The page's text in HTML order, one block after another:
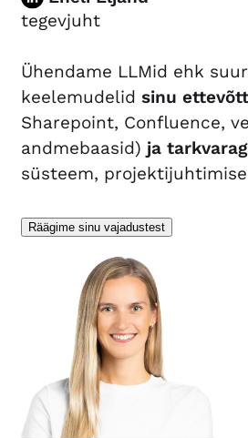
tegevjuht
Ühendame LLMid ehk
keelemudelid sinu
Sharepoint, Confluence,
andmebaasid) ja
süsteem,
Räägime sinu vajadustest